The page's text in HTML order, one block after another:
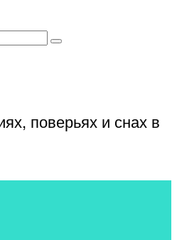
поверьях и снах в